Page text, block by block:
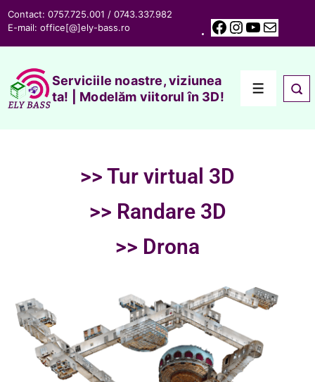
Contact: 0757.725.001 / 0743.337.982
E-mail: office[@]ely-bass.ro
Serviciile noastre, viziunea
ta! | Modelăm viitorul în 3D!
>> Tur virtual 3D
>> Randare 3D
>> Drona